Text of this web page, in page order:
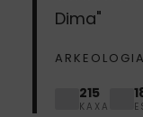
Dima"
ARKEOLOGIA
215
KAXA